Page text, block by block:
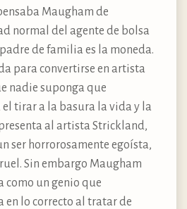
Maugham de
normal del agente de bolsa
de familia es la moneda.
para convertirse en artista
nadie suponga que
tirar a la basura la vida y la
al artista Strickland,
ser horrorosamente egoísta,
Sin embargo Maugham
como un genio que
en lo correcto al tratar de